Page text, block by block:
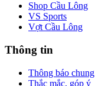
Shop Cầu Lông
VS Sports
Vợt Cầu Lông
Thông tin
Thông báo chung
Thắc mắc, góp ý